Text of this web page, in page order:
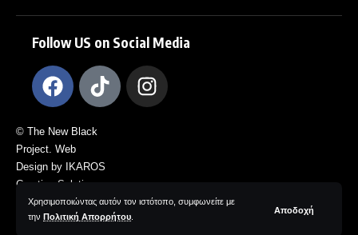
Χρησιμοποιώντας αυτόν τον ιστότοπο, συμφωνείτε με
την Πολιτική Απορρήτου
Αποδοχή
Follow US on Social Media
© The New Black
Project. Web
Design by IKAROS
Creative Solutions.
All Rights
Reserved.